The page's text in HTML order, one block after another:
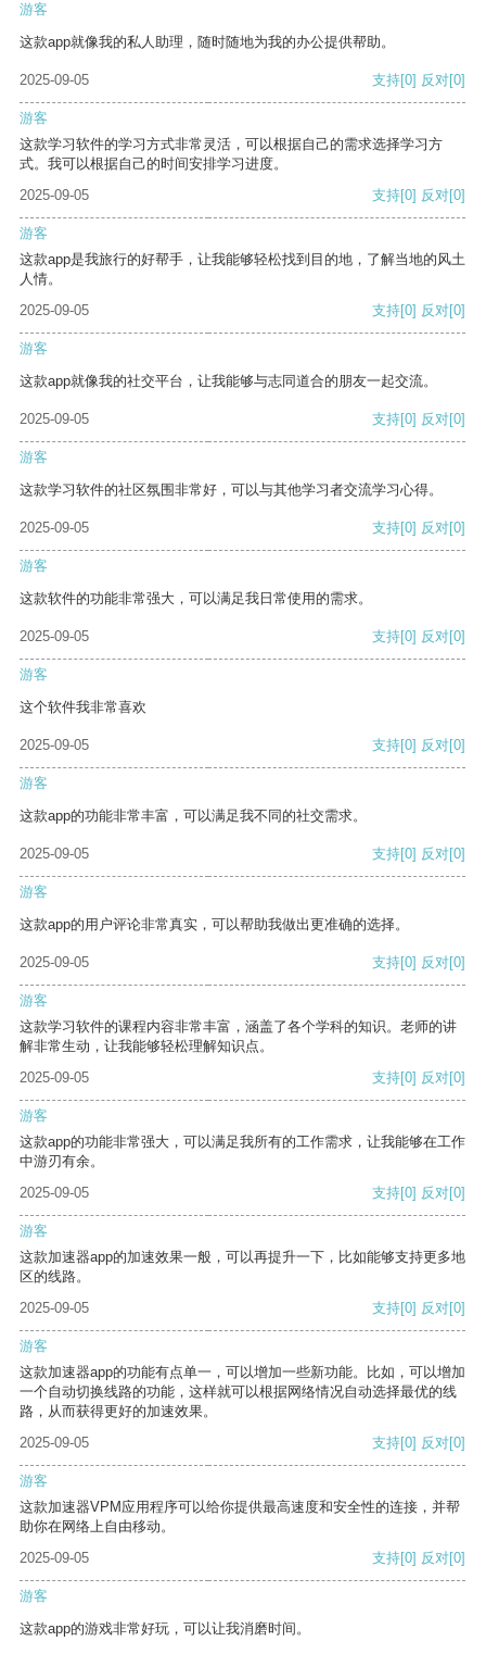
游客
这款app就像我的私人助理，随时随地为我的办公提供帮助。
2025-09-05 支持[0] 反对[0]
游客
这款学习软件的学习方式非常灵活，可以根据自己的需求选择学习方
式。我可以根据自己的时间安排学习进度。
2025-09-05
支持[0] 反对[0]
游客
这款app是我旅行的好帮手，让我能够轻松找到目的地，了解当地的风土
人情。
2025-09-05
支持[0] 反对[0]
游客
这款app就像我的社交平台，让我能够与志同道合的朋友一起交流。
2025-09-05 支持[0] 反对[0]
游客
这款学习软件的社区氛围非常好，可以与其他学习者交流学习心得。
2025-09-05 支持[0] 反对[0]
游客
这款软件的功能非常强大，可以满足我日常使用的需求。
2025-09-05 支持[0] 反对[0]
游客
这个软件我非常喜欢
2025-09-05 支持[0] 反对[0]
游客
这款app的功能非常丰富，可以满足我不同的社交需求。
2025-09-05 支持[0] 反对[0]
游客
这款app的用户评论非常真实，可以帮助我做出更准确的选择。
2025-09-05 支持[0] 反对[0]
游客
这款学习软件的课程内容非常丰富，涵盖了各个学科的知识。老师的讲
解非常生动，让我能够轻松理解知识点。
2025-09-05
支持[0] 反对[0]
游客
这款app的功能非常强大，可以满足我所有的工作需求，让我能够在工作
中游刃有余。
2025-09-05
支持[0] 反对[0]
游客
这款加速器app的加速效果一般，可以再提升一下，比如能够支持更多地
区的线路。
2025-09-05
支持[0] 反对[0]
游客
这款加速器app的功能有点单一，可以增加一些新功能。比如，可以增加
一个自动切换线路的功能，这样就可以根据网络情况自动选择最优的线
路，从而获得更好的加速效果。
2025-09-05
支持[0] 反对[0]
游客
这款加速器VPM应用程序可以给你提供最高速度和安全性的连接，并帮
助你在网络上自由移动。
2025-09-05
支持[0] 反对[0]
游客
这款app的游戏非常好玩，可以让我消磨时间。